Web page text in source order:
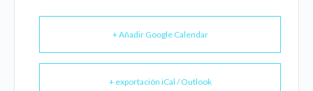
+ Añadir Google Calendar
+ exportación iCal / Outlook